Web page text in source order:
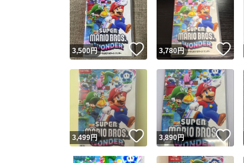
3,500円 いいね！
3,780円 い
3,499円 いいね！
3,890円